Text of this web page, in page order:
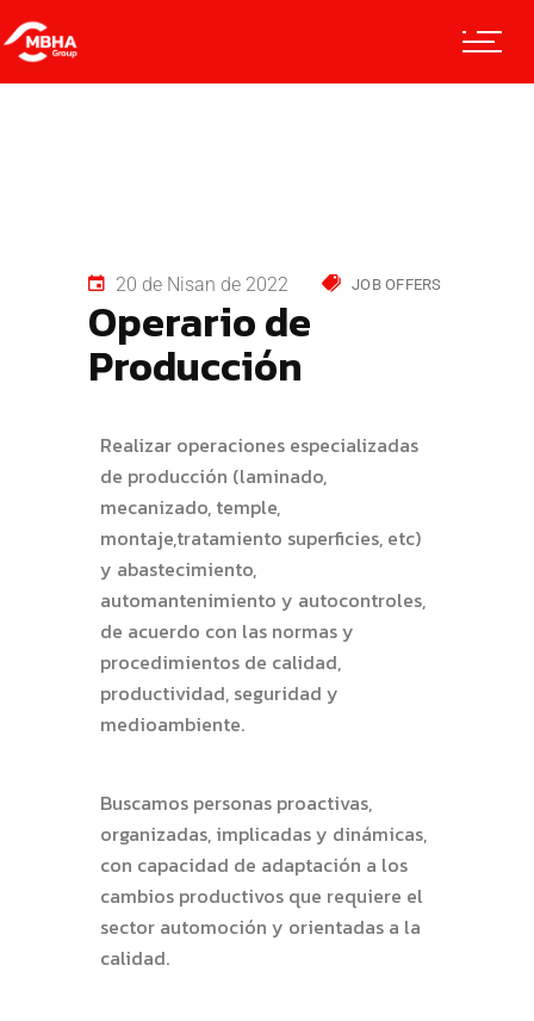
20 de Nisan de 2022 JOB OFFERS
Operario de
Producción
Realizar operaciones especializadas
de producción (laminado,
mecanizado, temple,
montaje,tratamiento superficies, etc)
y abastecimiento,
automantenimiento y autocontroles,
de acuerdo con las normas y
procedimientos de calidad,
productividad, seguridad y
medioambiente.
Buscamos personas proactivas,
organizadas, implicadas y dinámicas,
con capacidad de adaptación a los
cambios productivos que requiere el
sector automoción y orientadas a la
calidad.